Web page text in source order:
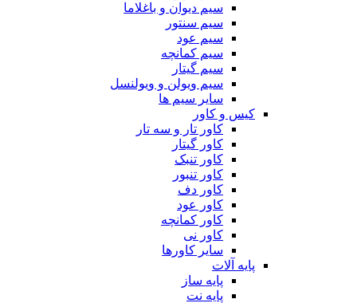
سیم دیوان و باغلاما
سیم سنتور
سیم عود
سیم کمانچه
سیم گیتار
سیم ویولن و ویولنسل
سایر سیم ها
کیس و کاور
کاور تار و سه تار
کاور گیتار
کاور تنبک
کاور تنبور
کاور دف
کاور عود
کاور کمانچه
کاور نی
سایر کاورها
پایه آلات
پایه ساز
پایه نت